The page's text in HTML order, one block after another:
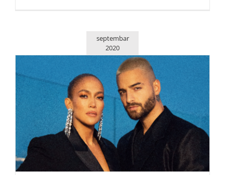
septembar
2020
Jennifer Lopez i Maluma dvostrukim singlom otkrili dugo
čuvanu tajnu!
Zvezde